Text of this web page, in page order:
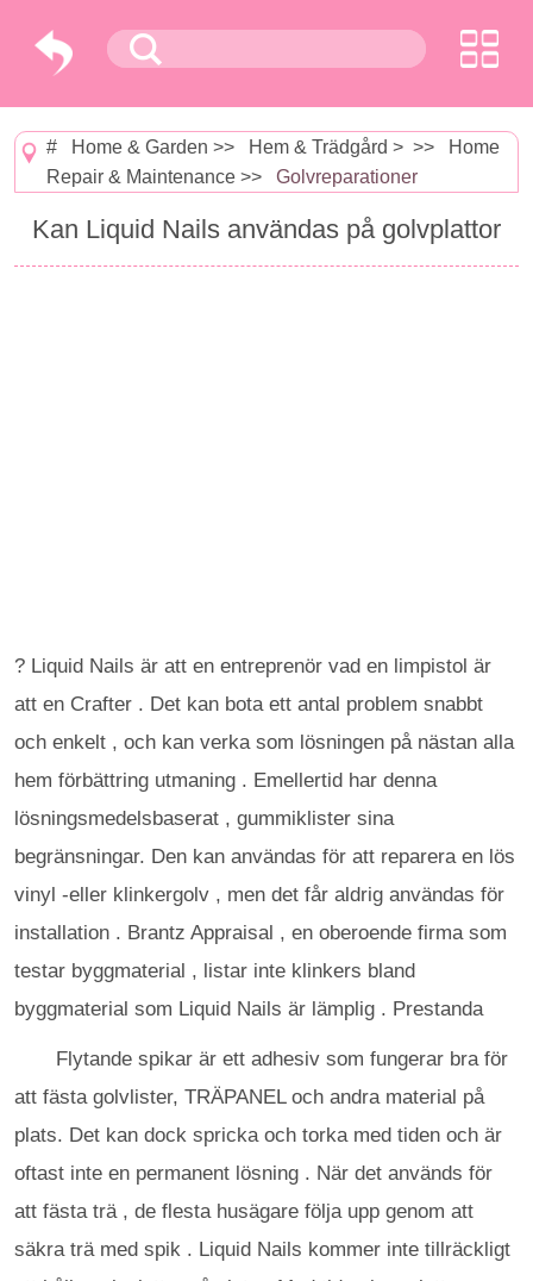
# Home & Garden >> Hem & Trädgård > >>
Home
Repair & Maintenance >> Golvreparationer
Kan Liquid Nails användas på golvplattor
? Liquid Nails är att en entreprenör vad en limpistol är
att en Crafter . Det kan bota ett antal problem snabbt
och enkelt , och kan verka som lösningen på nästan alla
hem förbättring utmaning . Emellertid har denna
lösningsmedelsbaserat , gummiklister sina
begränsningar. Den kan användas för att reparera en lös
vinyl -eller klinkergolv , men det får aldrig användas för
installation . Brantz Appraisal , en oberoende firma som
testar byggmaterial , listar inte klinkers bland
byggmaterial som Liquid Nails är lämplig . Prestanda
Flytande spikar är ett adhesiv som fungerar bra för
att fästa golvlister, TRÄPANEL och andra material på
plats. Det kan dock spricka och torka med tiden och är
oftast inte en permanent lösning . När det används för
att fästa trä , de flesta husägare följa upp genom att
säkra trä med spik . Liquid Nails kommer inte tillräckligt